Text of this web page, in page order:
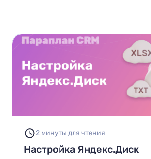
2 минуты для чтения
Настройка Яндекс.Диск